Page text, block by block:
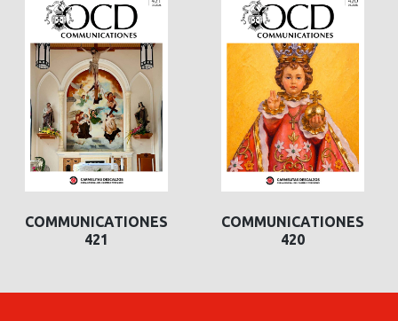
COMMUNICATIONES
421
COMMUNICATIONES
420